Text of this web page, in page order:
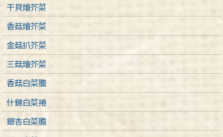
干貝燴芥菜
香菇燴芥菜
金菇扒芥菜
三菇燴芥菜
香菇白菜膽
什錦白菜捲
銀杏白菜膽